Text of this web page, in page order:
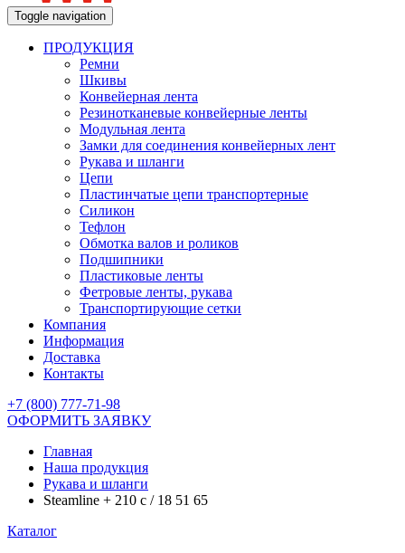
Toggle navigation
ПРОДУКЦИЯ
Ремни
Шкивы
Конвейерная лента
Резинотканевые конвейерные ленты
Модульная лента
Замки для соединения конвейерных лент
Рукава и шланги
Цепи
Пластинчатые цепи транспортерные
Силикон
Тефлон
Обмотка валов и роликов
Подшипники
Пластиковые ленты
Фетровые ленты, рукава
Транспортирующие сетки
Компания
Информация
Доставка
Контакты
+7 (800) 777-71-98
ОФОРМИТЬ ЗАЯВКУ
Главная
Наша продукция
Рукава и шланги
Steamline + 210 c / 18 51 65
Каталог